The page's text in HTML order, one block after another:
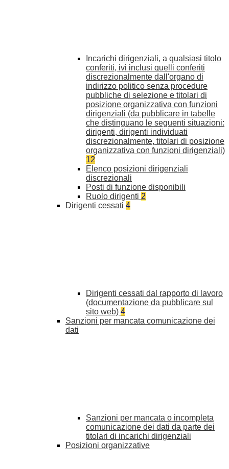
Incarichi dirigenziali, a qualsiasi titolo
conferiti, ivi inclusi quelli conferiti
discrezionalmente dall'organo di
indirizzo politico senza procedure
pubbliche di selezione e titolari di
posizione organizzativa con funzioni
dirigenziali (da pubblicare in tabelle
che distinguano le seguenti situazioni:
dirigenti, dirigenti individuati
discrezionalmente, titolari di posizione
organizzativa con funzioni dirigenziali)
12
Elenco posizioni dirigenziali
discrezionali
Posti di funzione disponibili
Ruolo dirigenti 2
Dirigenti cessati 4
Dirigenti cessati dal rapporto di lavoro
(documentazione da pubblicare sul
sito web) 4
Sanzioni per mancata comunicazione dei
dati
Sanzioni per mancata o incompleta
comunicazione dei dati da parte dei
titolari di incarichi dirigenziali
Posizioni organizzative